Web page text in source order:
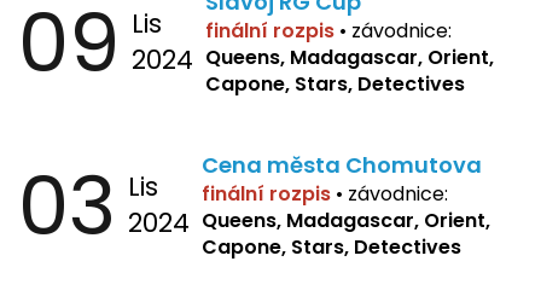
09 Lis
2024
finální rozpis • závodnice:
Queens, Madagascar, Orient,
Capone, Stars, Detectives
03 Lis
2024
Cena města Chomutova
finální rozpis • závodnice:
Queens, Madagascar, Orient,
Capone, Stars, Detectives